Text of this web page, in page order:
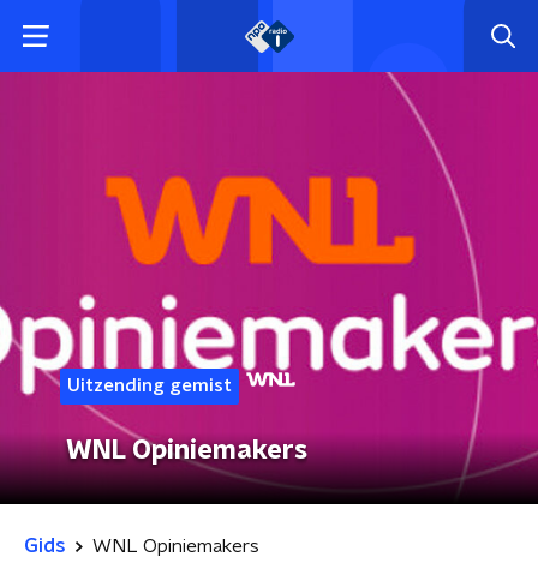
Uitzending gemist
WNL Opiniemakers
Gids WNL Opiniemakers